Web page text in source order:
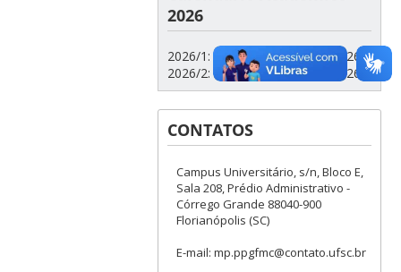
2026
2026/1: 09/03/2026 a 10/07/2026
2026/2: 10/08/2026 a 11/12/2026
CONTATOS
Campus Universitário, s/n, Bloco E,
Sala 208, Prédio Administrativo -
Córrego Grande 88040-900
Florianópolis (SC)
E-mail: mp.ppgfmc@contato.ufsc.br